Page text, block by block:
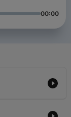
00:00